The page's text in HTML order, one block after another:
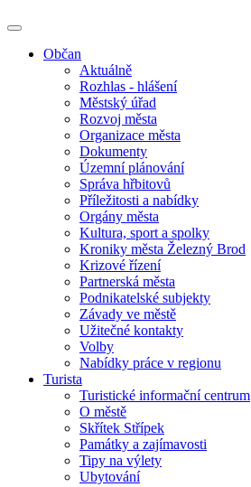
Občan
Aktuálně
Rozhlas - hlášení
Městský úřad
Rozvoj města
Organizace města
Dokumenty
Územní plánování
Správa hřbitovů
Příležitosti a nabídky
Orgány města
Kultura, sport a spolky
Kroniky města Železný Brod
Krizové řízení
Partnerská města
Podnikatelské subjekty
Závady ve městě
Užitečné kontakty
Volby
Nabídky práce v regionu
Turista
Turistické informační centrum
O městě
Skřítek Střípek
Památky a zajímavosti
Tipy na výlety
Ubytování